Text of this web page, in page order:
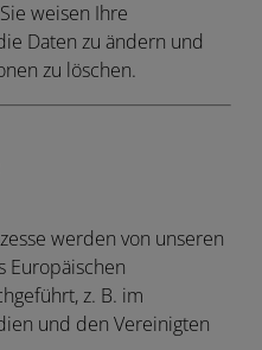
weisen Ihre
Daten zu ändern und
zu löschen.
werden von unseren
Europäischen
z. B. im
und den Vereinigten